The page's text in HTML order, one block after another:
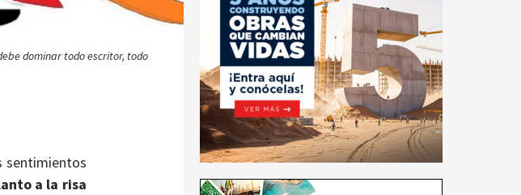
dominar todo escritor, todo
sentimientos
a la risa